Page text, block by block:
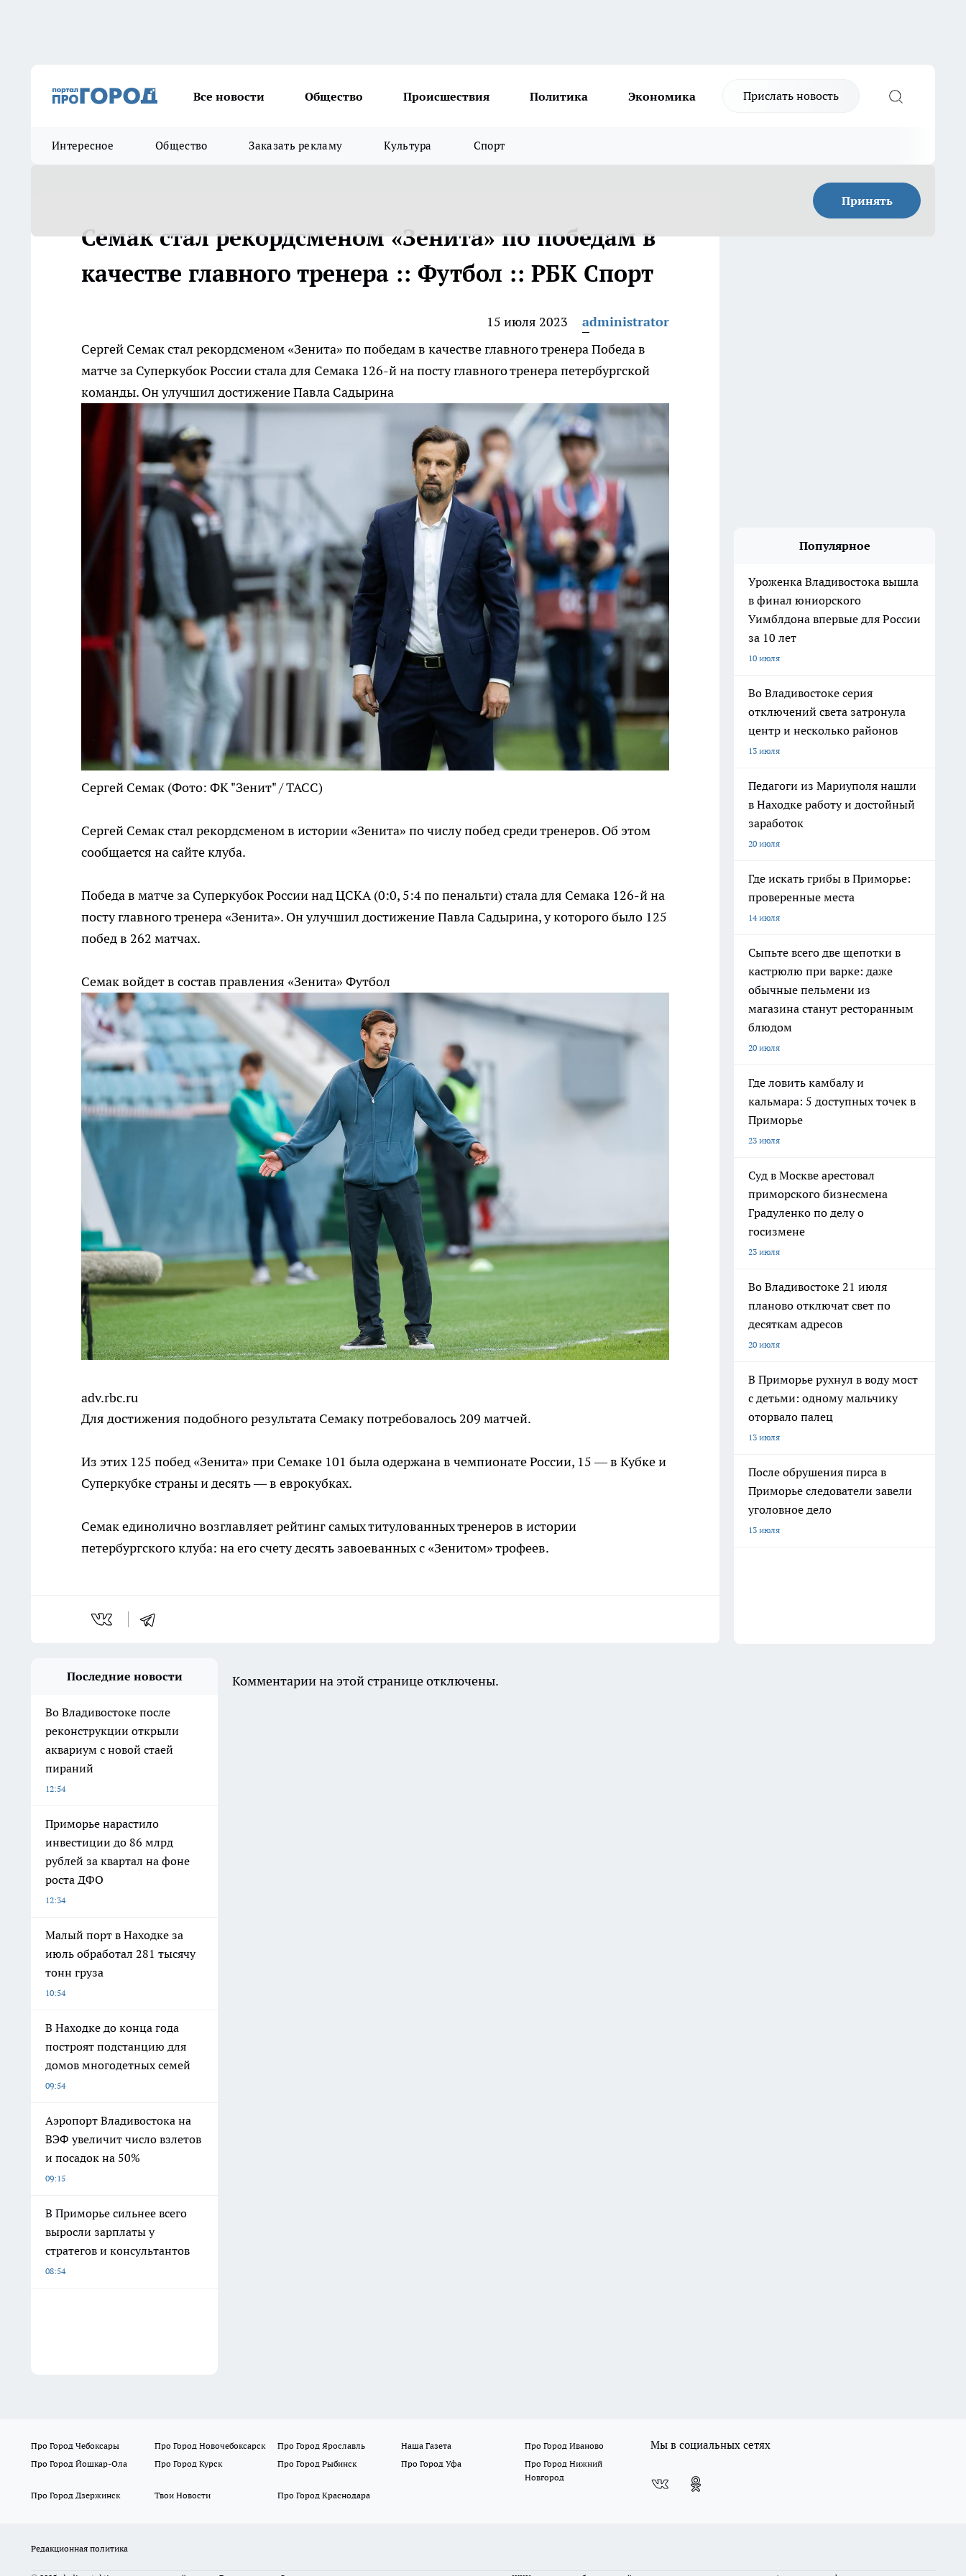
Все новости Общество Происшествия Политика Экономика Прислать новость
Интересное Общество Заказать рекламу Культура Спорт
Принять
Семак стал рекордсменом «Зенита» по победам в
качестве главного тренера :: Футбол :: РБК Спорт
15 июля 2023
administrator
Сергей Семак стал рекордсменом «Зенита» по победам в качестве главного тренераПобеда в
матче за Суперкубок России стала для Семака 126-й на посту главного тренера петербургской
команды. Он улучшил достижение Павла Садырина
Сергей Семак (Фото: ФК "Зенит" / ТАСС)
Сергей Семак стал рекордсменом в истории «Зенита» по числу побед среди тренеров. Об этом
сообщается на сайте клуба.
Победа в матче за Суперкубок России над ЦСКА (0:0, 5:4 по пенальти) стала для Семака 126-й на
посту главного тренера «Зенита». Он улучшил достижение Павла Садырина, у которого было 125
побед в 262 матчах.
Семак войдет в состав правления «Зенита» Футбол
adv.rbc.ru
Для достижения подобного результата Семаку потребовалось 209 матчей.
Из этих 125 побед «Зенита» при Семаке 101 была одержана в чемпионате России, 15 — в Кубке и
Суперкубке страны и десять — в еврокубках.
Семак единолично возглавляет рейтинг самых титулованных тренеров в истории
петербургского клуба: на его счету десять завоеванных с «Зенитом» трофеев.
Популярное
Уроженка Владивостока вышла
в финал юниорского
Уимблдона впервые для России
за 10 лет
10 июля
Во Владивостоке серия
отключений света затронула
центр и несколько районов
13 июля
Педагоги из Мариуполя нашли
в Находке работу и достойный
заработок
20 июля
Где искать грибы в Приморье:
проверенные места
14 июля
Сыпьте всего две щепотки в
кастрюлю при варке: даже
обычные пельмени из
магазина станут ресторанным
блюдом
20 июля
Где ловить камбалу и
кальмара: 5 доступных точек в
Приморье
23 июля
Суд в Москве арестовал
приморского бизнесмена
Градуленко по делу о
госизмене
23 июля
Во Владивостоке 21 июля
планово отключат свет по
десяткам адресов
20 июля
В Приморье рухнул в воду мост
с детьми: одному мальчику
оторвало палец
13 июля
После обрушения пирса в
Приморье следователи завели
уголовное дело
13 июля
Последние новости
Во Владивостоке после
реконструкции открыли
аквариум с новой стаей
пираний
12:54
Приморье нарастило
инвестиции до 86 млрд
рублей за квартал на фоне
роста ДФО
12:34
Малый порт в Находке за
июль обработал 281 тысячу
тонн груза
10:54
В Находке до конца года
построят подстанцию для
домов многодетных семей
09:54
Аэропорт Владивостока на
ВЭФ увеличит число взлетов
и посадок на 50%
09:15
В Приморье сильнее всего
выросли зарплаты у
стратегов и консультантов
08:54
Комментарии на этой странице отключены.
Про Город Чебоксары Про Город Новочебоксарск Про Город Ярославль Наша Газета
Про Город Иваново
Про Город Йошкар-Ола
Про Город Курск Про Город Рыбинск Про Город Уфа
Про Город Нижний
Новгород
Про Город Дзержинск
Твои Новости Про Город Краснодара
Мы в социальных сетях
Редакционная политика